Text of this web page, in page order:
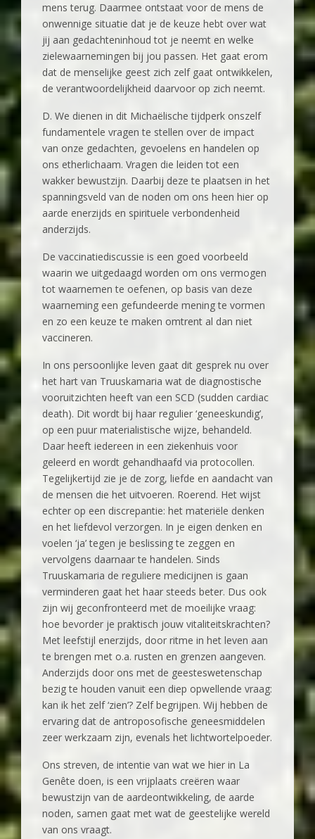
mens terug. Daarmee ontstaat voor de mens de
onwennige situatie dat je de keuze hebt over wat
jij aan gedachteninhoud tot je neemt en welke
zielewaarnemingen bij jou passen. Het gaat erom
dat de menselijke geest zich zelf gaat ontwikkelen,
de verantwoordelijkheid daarvoor op zich neemt.
D. We dienen in dit Michaëlische tijdperk onszelf
fundamentele vragen te stellen over de impact
van onze gedachten, gevoelens en handelen op
ons etherlichaam. Vragen die leiden tot een
wakker bewustzijn. Daarbij deze te plaatsen in het
spanningsveld van de noden om ons heen hier op
aarde enerzijds en spirituele verbondenheid
anderzijds.
De vaccinatiediscussie is een goed voorbeeld
waarin we uitgedaagd worden om ons vermogen
tot waarnemen te oefenen, op basis van deze
waarneming een gefundeerde mening te vormen
en zo een keuze te maken omtrent al dan niet
vaccineren.
In ons persoonlijke leven gaat dit gesprek nu over
het hart van Truuskamaria wat de diagnostische
vooruitzichten heeft van een SCD (sudden cardiac
death). Dit wordt bij haar regulier ‘geneeskundig’,
op een puur materialistische wijze, behandeld.
Daar heeft iedereen in een ziekenhuis voor
geleerd en wordt gehandhaafd via protocollen.
Tegelijkertijd zie je de zorg, liefde en aandacht van
de mensen die het uitvoeren. Roerend. Het wijst
echter op een discrepantie: het materiële denken
en het liefdevol verzorgen. In je eigen denken en
voelen ‘ja’ tegen je beslissing te zeggen en
vervolgens daarnaar te handelen. Sinds
Truuskamaria de reguliere medicijnen is gaan
verminderen gaat het haar steeds beter. Dus ook
zijn wij geconfronteerd met de moeilijke vraag:
hoe bevorder je praktisch jouw vitaliteitskrachten?
Met leefstijl enerzijds, door ritme in het leven aan
te brengen met o.a. rusten en grenzen aangeven.
Anderzijds door ons met de geesteswetenschap
bezig te houden vanuit een diep opwellende vraag:
kan ik het zelf ‘zien’? Zelf begrijpen. Wij hebben de
ervaring dat de antroposofische geneesmiddelen
zeer werkzaam zijn, evenals het lichtwortelpoeder.
Ons streven, de intentie van wat we hier in La
Genête doen, is een vrijplaats creëren waar
bewustzijn van de aardeontwikkeling, de aarde
noden, samen gaat met wat de geestelijke wereld
van ons vraagt.